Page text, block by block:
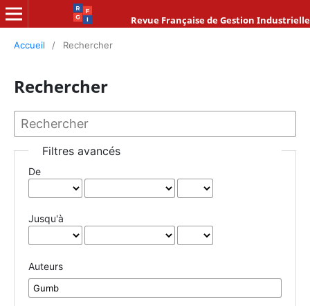
Revue Française de Gestion Industrielle
Accueil / Rechercher
Rechercher
Filtres avancés
De
Jusqu'à
Auteurs